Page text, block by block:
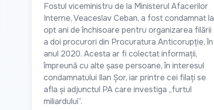
Fostul viceministru de la Ministerul Afacerilor
Interne, Veaceslav Ceban, a fost condamnat la
opt ani de închisoare pentru organizarea filării
a doi procurori din Procuratura Anticorupție, în
anul 2020. Acesta ar fi colectat informații,
împreună cu alte șase persoane, în interesul
condamnatului Ilan Șor, iar printre cei filați se
afla și adjunctul PA care investiga „furtul
miliardului”.